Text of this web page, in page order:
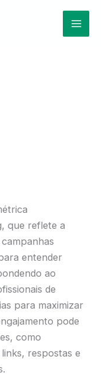
que reflete a
entender
ao
de
para maximizar
pode
como
respostas e